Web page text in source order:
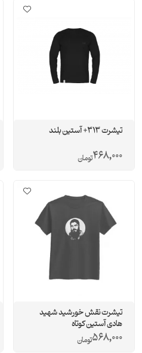
تیشرت 313+ آستین بلند
468,000تومان
تیشرت نقش خورشید شهید
هادی آستین کوتاه
568,000تومان